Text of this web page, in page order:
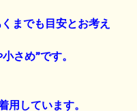
までも目安とお考え
さめ”です。
用しています。